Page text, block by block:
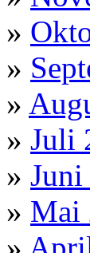
»
»
»
» Juli
» Juni
» Mai